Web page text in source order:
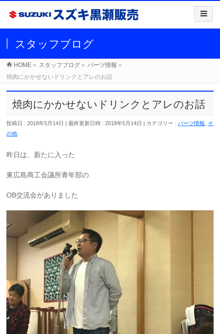
スタッフブログ
HOME » スタッフブログ » パーツ情報 »
焼肉にかかせないドリンクとアレのお話
焼肉にかかせないドリンクとアレのお話
投稿日 : 2018年5月14日 最終更新日時 : 2018年5月14日 カテゴリー : パーツ情報
そ
の他
昨日は、新たに入った
東広島商工会議所青年部の
OB交流会がありました